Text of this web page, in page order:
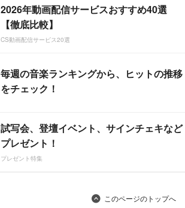
2026年動画配信サービスおすすめ40選
【徹底比較】
CS動画配信サービス20選
毎週の音楽ランキングから、ヒットの推移
をチェック！
試写会、登壇イベント、サインチェキなど
プレゼント！
プレゼント特集
このページのトップへ